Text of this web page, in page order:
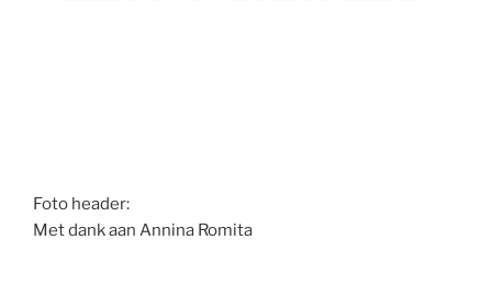
Foto header:
Met dank aan Annina Romita